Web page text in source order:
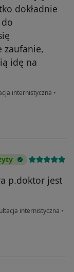
dokładnie
zaufanie,
idę na
internistyczna •
p.doktor jest
internistyczna •